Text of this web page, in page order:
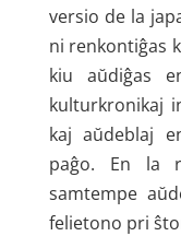
versio de la
ni renkontiĝas
kiu aŭdiĝas
kulturkronikaj
kaj aŭdeblaj
paĝo. En la
samtempe
felietono pri